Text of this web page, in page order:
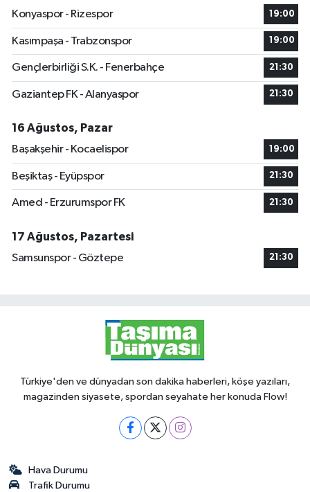
Konyaspor - Rizespor
19:00
Kasımpaşa - Trabzonspor 19:00
Gençlerbirliği S.K. - Fenerbahçe 21:30
Gaziantep FK - Alanyaspor 21:30
16 Ağustos, Pazar
Başakşehir - Kocaelispor
19:00
Beşiktaş - Eyüpspor 21:30
Amed - Erzurumspor FK 21:30
17 Ağustos, Pazartesi
Samsunspor - Göztepe
21:30
Türkiye'den ve dünyadan son dakika haberleri, köşe yazıları,
magazinden siyasete, spordan seyahate her konuda Flow!
Hava Durumu
Trafik Durumu